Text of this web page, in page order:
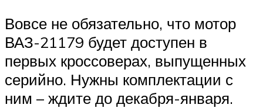
Вовсе не обязательно, что мотор
ВАЗ-21179 будет доступен в
первых кроссоверах, выпущенных
серийно. Нужны комплектации с
ним – ждите до декабря-января.